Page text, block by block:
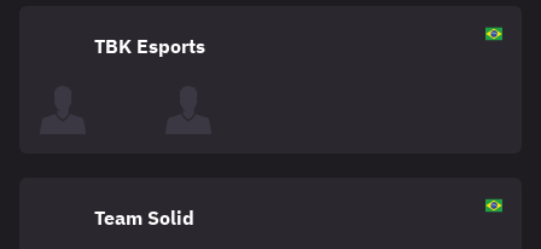
TBK Esports
Team Solid